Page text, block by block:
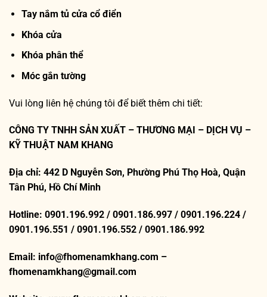
Tay nắm tủ cửa cổ điển
Khóa cửa
Khóa phân thể
Móc gắn tường
Vui lòng liên hệ chúng tôi để biết thêm chi tiết:
CÔNG TY TNHH SẢN XUẤT – THƯƠNG MẠI – DỊCH VỤ –
KỸ THUẬT NAM KHANG
Địa chỉ: 442 D Nguyễn Sơn, Phường Phú Thọ Hoà, Quận
Tân Phú, Hồ Chí Minh
Hotline: 0901.196.992 / 0901.186.997 / 0901.196.224 /
0901.196.551 / 0901.196.552 / 0901.186.992
Email: info@fhomenamkhang.com –
fhomenamkhang@gmail.com